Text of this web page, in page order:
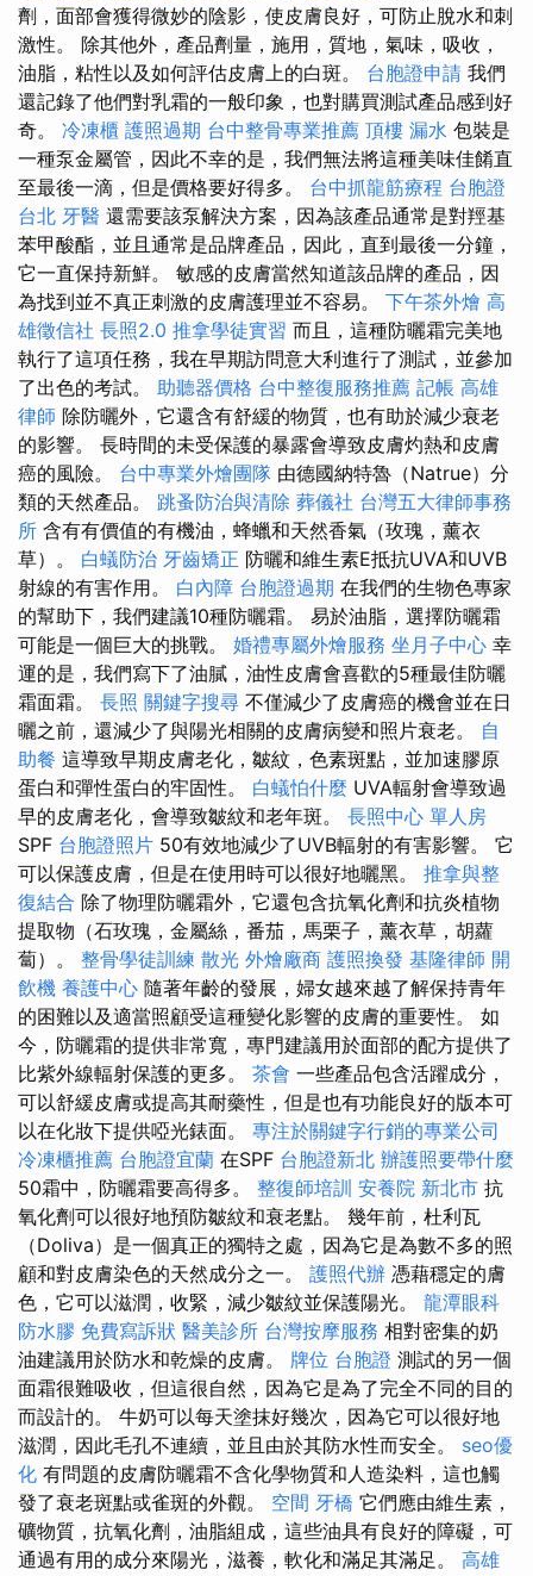
劑，面部會獲得微妙的陰影，使皮膚良好，可防止脫水和刺
激性。 除其他外，產品劑量，施用，質地，氣味，吸收，
油脂，粘性以及如何評估皮膚上的白斑。 台胞證申請 我們
還記錄了他們對乳霜的一般印象，也對購買測試產品感到好
奇。 冷凍櫃 護照過期 台中整骨專業推薦 頂樓 漏水 包裝是
一種泵金屬管，因此不幸的是，我們無法將這種美味佳餚直
至最後一滴，但是價格要好得多。 台中抓龍筋療程 台胞證
台北 牙醫 還需要該泵解決方案，因為該產品通常是對羥基
苯甲酸酯，並且通常是品牌產品，因此，直到最後一分鐘，
它一直保持新鮮。 敏感的皮膚當然知道該品牌的產品，因
為找到並不真正刺激的皮膚護理並不容易。 下午茶外燴 高
雄徵信社 長照2.0 推拿學徒實習 而且，這種防曬霜完美地
執行了這項任務，我在早期訪問意大利進行了測試，並參加
了出色的考試。 助聽器價格 台中整復服務推薦 記帳 高雄
律師 除防曬外，它還含有舒緩的物質，也有助於減少衰老
的影響。 長時間的未受保護的暴露會導致皮膚灼熱和皮膚
癌的風險。 台中專業外燴團隊 由德國納特魯（Natrue）分
類的天然產品。 跳蚤防治與清除 葬儀社 台灣五大律師事務
所 含有有價值的有機油，蜂蠟和天然香氣（玫瑰，薰衣
草）。 白蟻防治 牙齒矯正 防曬和維生素E抵抗UVA和UVB
射線的有害作用。 白內障 台胞證過期 在我們的生物色專家
的幫助下，我們建議10種防曬霜。 易於油脂，選擇防曬霜
可能是一個巨大的挑戰。 婚禮專屬外燴服務 坐月子中心 幸
運的是，我們寫下了油膩，油性皮膚會喜歡的5種最佳防曬
霜面霜。 長照 關鍵字搜尋 不僅減少了皮膚癌的機會並在日
曬之前，還減少了與陽光相關的皮膚病變和照片衰老。 自
助餐 這導致早期皮膚老化，皺紋，色素斑點，並加速膠原
蛋白和彈性蛋白的牢固性。 白蟻怕什麼 UVA輻射會導致過
早的皮膚老化，會導致皺紋和老年斑。 長照中心 單人房
SPF 台胞證照片 50有效地減少了UVB輻射的有害影響。 它
可以保護皮膚，但是在使用時可以很好地曬黑。 推拿與整
復結合 除了物理防曬霜外，它還包含抗氧化劑和抗炎植物
提取物（石玫瑰，金屬絲，番茄，馬栗子，薰衣草，胡蘿
蔔）。 整骨學徒訓練 散光 外燴廠商 護照換發 基隆律師 開
飲機 養護中心 隨著年齡的發展，婦女越來越了解保持青年
的困難以及適當照顧受這種變化影響的皮膚的重要性。 如
今，防曬霜的提供非常寬，專門建議用於面部的配方提供了
比紫外線輻射保護的更多。 茶會 一些產品包含活躍成分，
可以舒緩皮膚或提高其耐藥性，但是也有功能良好的版本可
以在化妝下提供啞光錶面。 專注於關鍵字行銷的專業公司
冷凍櫃推薦 台胞證宜蘭 在SPF 台胞證新北 辦護照要帶什麼
50霜中，防曬霜要高得多。 整復師培訓 安養院 新北市 抗
氧化劑可以很好地預防皺紋和衰老點。 幾年前，杜利瓦
（Doliva）是一個真正的獨特之處，因為它是為數不多的照
顧和對皮膚染色的天然成分之一。 護照代辦 憑藉穩定的膚
色，它可以滋潤，收緊，減少皺紋並保護陽光。 龍潭眼科
防水膠 免費寫訴狀 醫美診所 台灣按摩服務 相對密集的奶
油建議用於防水和乾燥的皮膚。 牌位 台胞證 測試的另一個
面霜很難吸收，但這很自然，因為它是為了完全不同的目的
而設計的。 牛奶可以每天塗抹好幾次，因為它可以很好地
滋潤，因此毛孔不連續，並且由於其防水性而安全。 seo優
化 有問題的皮膚防曬霜不含化學物質和人造染料，這也觸
發了衰老斑點或雀斑的外觀。 空間 牙橋 它們應由維生素，
礦物質，抗氧化劑，油脂組成，這些油具有良好的障礙，可
通過有用的成分來陽光，滋養，軟化和滿足其滿足。 高雄